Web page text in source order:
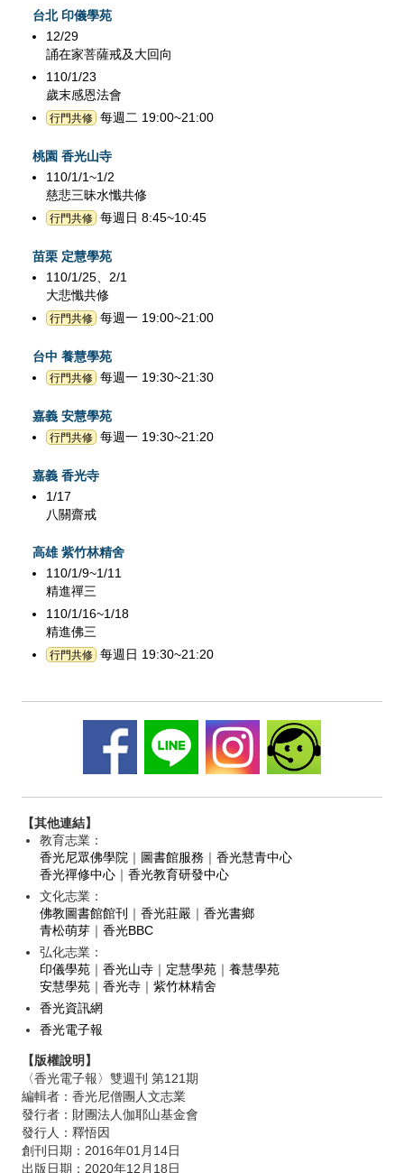
台北 印儀學苑
12/29
誦在家菩薩戒及大回向
110/1/23
歲末感恩法會
行門共修 每週二 19:00~21:00
桃園 香光山寺
110/1/1~1/2
慈悲三昧水懺共修
行門共修 每週日 8:45~10:45
苗栗 定慧學苑
110/1/25、2/1
大悲懺共修
行門共修 每週一 19:00~21:00
台中 養慧學苑
行門共修 每週一 19:30~21:30
嘉義 安慧學苑
行門共修 每週一 19:30~21:20
嘉義 香光寺
1/17
八關齋戒
高雄 紫竹林精舍
110/1/9~1/11
精進禪三
110/1/16~1/18
精進佛三
行門共修 每週日 19:30~21:20
【其他連結】
教育志業：
香光尼眾佛學院 ｜ 圖書館服務 ｜ 香光慧青中心
香光禪修中心 ｜ 香光教育研發中心
文化志業：
佛教圖書館館刊
｜ 香光莊嚴 ｜ 香光書鄉
青松萌芽 ｜ 香光BBC
弘化志業：
印儀學苑 ｜ 香光山寺 ｜ 定慧學苑 ｜ 養慧學苑
安慧學苑 ｜ 香光寺 ｜ 紫竹林精舍
香光資訊網
香光電子報
【版權說明】
〈香光電子報〉雙週刊 第121期
編輯者：香光尼僧團人文志業
發行者：財團法人伽耶山基金會
發行人：釋悟因
創刊日期：2016年01月14日
出版日期：2020年12月18日